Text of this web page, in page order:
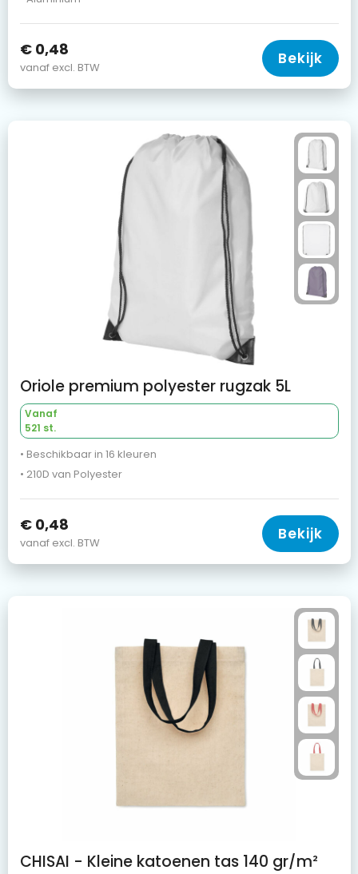
€ 0,48
vanaf excl. BTW Bekijk
Oriole premium polyester rugzak 5L
Vanaf
521 st.
• Beschikbaar in 16 kleuren
• 210D van Polyester
€ 0,48
vanaf excl. BTW Bekijk
CHISAI - Kleine katoenen tas 140 gr/m²